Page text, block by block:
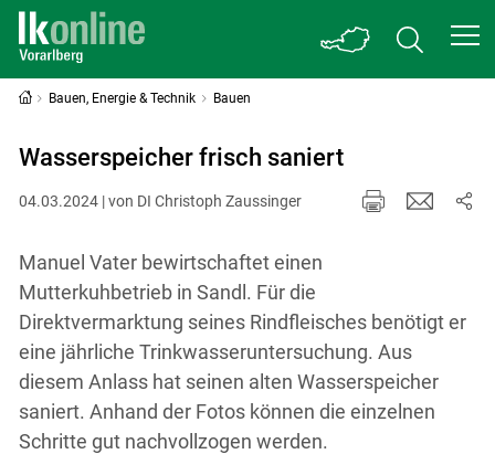
Bauen, Energie & Technik Bauen
Wasserspeicher frisch saniert
04.03.2024 | von DI Christoph Zaussinger
Manuel Vater bewirtschaftet einen
Mutterkuhbetrieb in Sandl. Für die
Direktvermarktung seines Rindfleisches benötigt er
eine jährliche Trinkwasseruntersuchung. Aus
diesem Anlass hat seinen alten Wasserspeicher
saniert. Anhand der Fotos können die einzelnen
Schritte gut nachvollzogen werden.